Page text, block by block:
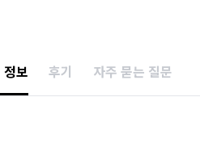
보 후기 자주 묻는 질문